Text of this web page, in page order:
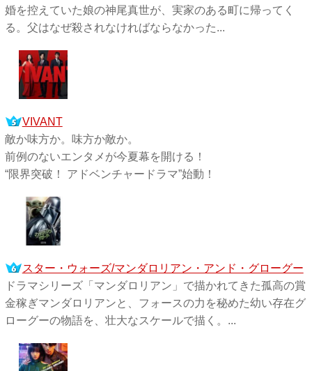
婚を控えていた娘の神尾真世が、実家のある町に帰ってく
る。父はなぜ殺されなければならなかった...
VIVANT
敵か味方か。味方か敵か。
前例のないエンタメが今夏幕を開ける！
“限界突破！ アドベンチャードラマ”始動！
スター・ウォーズ/マンダロリアン・アンド・グローグー
ドラマシリーズ「マンダロリアン」で描かれてきた孤高の賞
金稼ぎマンダロリアンと、フォースの力を秘めた幼い存在グ
ローグーの物語を、壮大なスケールで描く。...